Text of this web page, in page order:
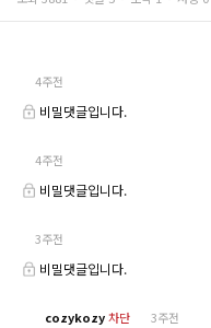
4주전
비밀댓글입니다.
4주전
비밀댓글입니다.
3주전
비밀댓글입니다.
cozykozy차단 3주전